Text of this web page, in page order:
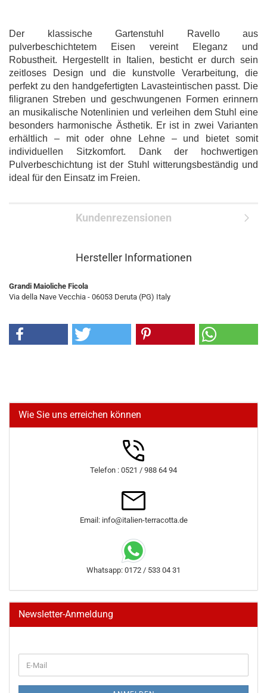
Der klassische Gartenstuhl Ravello aus
pulverbeschichtetem Eisen vereint Eleganz und
Robustheit. Hergestellt in Italien, besticht er durch sein
zeitloses Design und die kunstvolle Verarbeitung, die
perfekt zu den handgefertigten Lavasteintischen passt. Die
filigranen Streben und geschwungenen Formen erinnern
an musikalische Notenlinien und verleihen dem Stuhl eine
besonders harmonische Ästhetik. Er ist in zwei Varianten
erhältlich – mit oder ohne Lehne – und bietet somit
individuellen Sitzkomfort. Dank der hochwertigen
Pulverbeschichtung ist der Stuhl witterungsbeständig und
ideal für den Einsatz im Freien.
Kundenrezensionen
Hersteller Informationen
Grandi Maioliche Ficola
Via della Nave Vecchia - 06053 Deruta (PG) Italy
Wie Sie uns erreichen können
Telefon : 0521 / 988 64 94
Email: info@italien-terracotta.de
Whatsapp: 0172 / 533 04 31
Newsletter-Anmeldung
ZUR
E-
Mail